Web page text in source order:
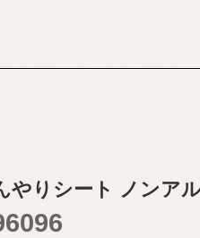
やりシート ノンア